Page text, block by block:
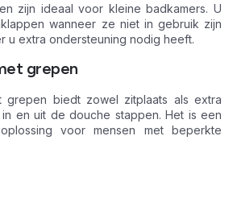
zijn ideaal voor kleine badkamers. U
wanneer ze niet in gebruik zijn
u extra ondersteuning nodig heeft.
grepen
grepen biedt zowel zitplaats als extra
en uit de douche stappen. Het is een
voor mensen met beperkte